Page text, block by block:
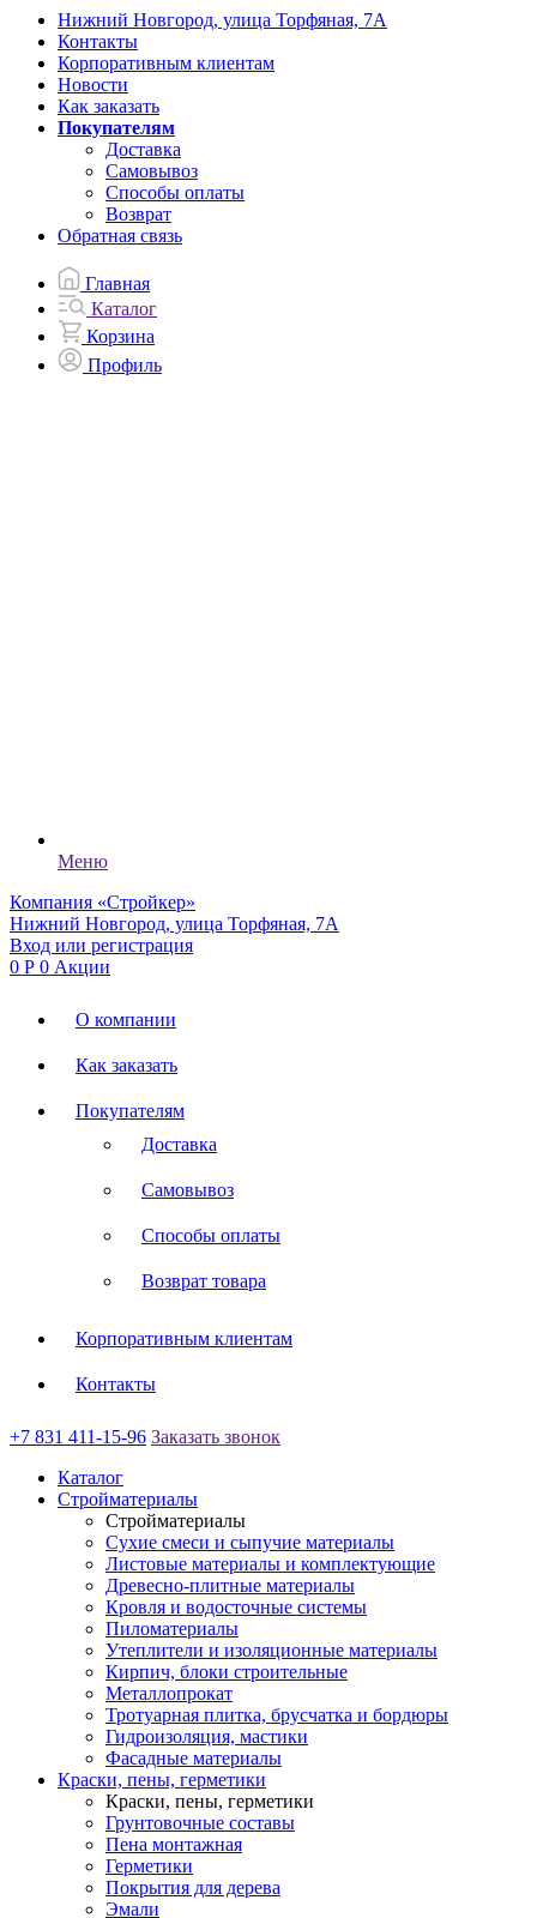
Нижний Новгород, улица Торфяная, 7А
Контакты
Корпоративным клиентам
Новости
Как заказать
Покупателям
Доставка
Самовывоз
Способы оплаты
Возврат
Обратная связь
Главная
Каталог
Корзина
Профиль
Меню
Компания «Стройкер»
Нижний Новгород, улица Торфяная, 7А
Вход или регистрация
0 Р 0 Акции
О компании
Как заказать
Покупателям
Доставка
Самовывоз
Способы оплаты
Возврат товара
Корпоративным клиентам
Контакты
+7 831 411-15-96 Заказать звонок
Каталог
Стройматериалы
Стройматериалы
Сухие смеси и сыпучие материалы
Листовые материалы и комплектующие
Древесно-плитные материалы
Кровля и водосточные системы
Пиломатериалы
Утеплители и изоляционные материалы
Кирпич, блоки строительные
Металлопрокат
Тротуарная плитка, брусчатка и бордюры
Гидроизоляция, мастики
Фасадные материалы
Краски, пены, герметики
Краски, пены, герметики
Грунтовочные составы
Пена монтажная
Герметики
Покрытия для дерева
Эмали